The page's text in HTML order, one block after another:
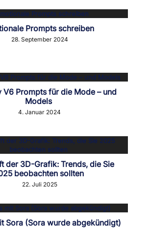
Prompts schreiben
28. September 2024
V6 Prompts für die Mode – und
Models
4. Januar 2024
der 3D-Grafik: Trends, die Sie
beobachten sollten
22. Juli 2025
Sora (Sora wurde abgekündigt)